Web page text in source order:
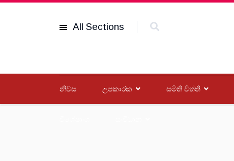
All Sections
නිවස උපකාරක සමිති විත්ති